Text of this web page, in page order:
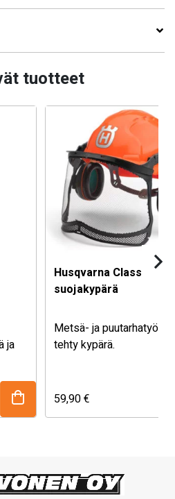
tuotteet
ja
Husqvarna Classic
suojakypärä
Metsä- ja puutarhatyöhön
tehty kypärä.
59,90€